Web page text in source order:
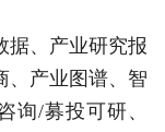
据、产业研究报
、产业图谱、智
询/募投可研、